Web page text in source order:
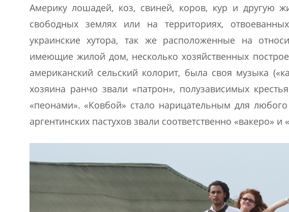
Америку лошадей, коз, свиней, коров, кур и другую
свободных землях или на территориях,
украинские хутора, так же расположенные на
имеющие жилой дом, несколько хозяйственных
американский сельский колорит, была своя музыка
хозяина ранчо звали «патрон», полузависимых
«пеонами». «Ковбой» стало нарицательным для
аргентинских пастухов звали соответственно «вакеро» и